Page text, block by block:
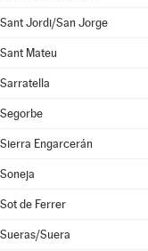
Sant Jordi/San Jorge
Sant Mateu
Sarratella
Segorbe
Sierra Engarcerán
Soneja
Sot de Ferrer
Sueras/Suera